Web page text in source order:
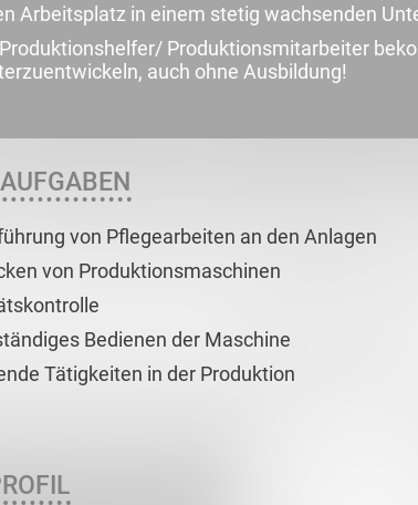
Arbeitsplatz in einem stetig wachsenden
Produktionsmitarbeiter
auch ohne Ausbildung!
von Pflegearbeiten an den Anlagen
von Produktionsmaschinen
Bedienen der Maschine
Tätigkeiten in der Produktion